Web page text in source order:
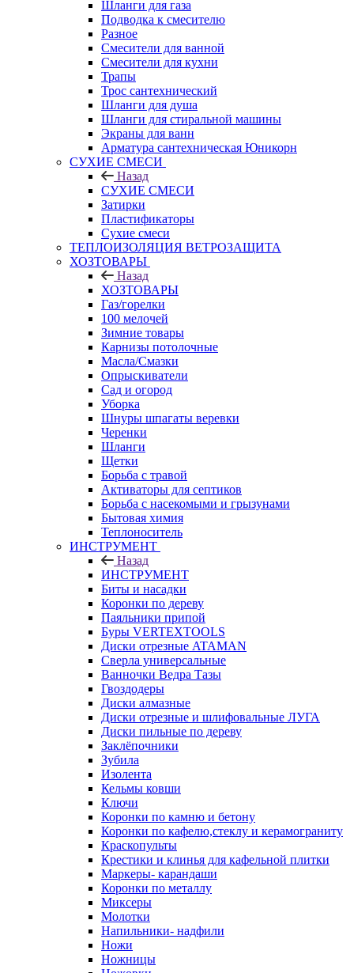
Шланги для газа
Подводка к смесителю
Разное
Смесители для ванной
Смесители для кухни
Трапы
Трос сантехнический
Шланги для душа
Шланги для стиральной машины
Экраны для ванн
Арматура сантехническая Юникорн
СУХИЕ СМЕСИ
Назад
СУХИЕ СМЕСИ
Затирки
Пластификаторы
Сухие смеси
ТЕПЛОИЗОЛЯЦИЯ ВЕТРОЗАЩИТА
ХОЗТОВАРЫ
Назад
ХОЗТОВАРЫ
Газ/горелки
100 мелочей
Зимние товары
Карнизы потолочные
Масла/Смазки
Опрыскиватели
Сад и огород
Уборка
Шнуры шпагаты веревки
Черенки
Шланги
Щетки
Борьба с травой
Активаторы для септиков
Борьба с насекомыми и грызунами
Бытовая химия
Теплоноситель
ИНСТРУМЕНТ
Назад
ИНСТРУМЕНТ
Биты и насадки
Коронки по дереву
Паяльники припой
Буры VERTEXTOOLS
Диски отрезные ATAMAN
Сверла универсальные
Ванночки Ведра Тазы
Гвоздодеры
Диски алмазные
Диски отрезные и шлифовальные ЛУГА
Диски пильные по дереву
Заклёпочники
Зубила
Изолента
Кельмы ковши
Ключи
Коронки по камню и бетону
Коронки по кафелю,стеклу и керамограниту
Краскопульты
Крестики и клинья для кафельной плитки
Маркеры- карандаши
Коронки по металлу
Миксеры
Молотки
Напильники- надфили
Ножи
Ножницы